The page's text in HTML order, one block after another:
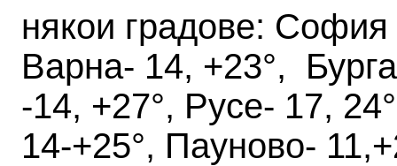
някои градове: София
Варна- 14, +23°,
-14, +27°, Русе- 17,
14-+25°, Пауново-